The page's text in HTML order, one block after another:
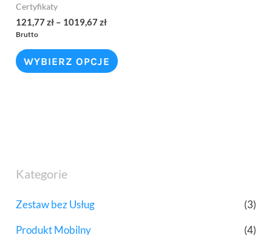
Kategorie
Zestaw bez Usług (3)
Produkt Mobilny (4)
Certyfikaty
121,77zł – 1019,67zł
Brutto
WYBIERZ OPCJE